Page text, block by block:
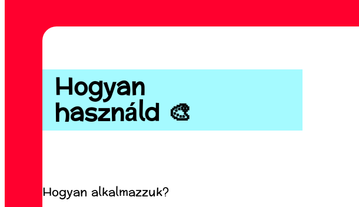
Hogyan
használd 🎨
Hogyan alkalmazzuk?